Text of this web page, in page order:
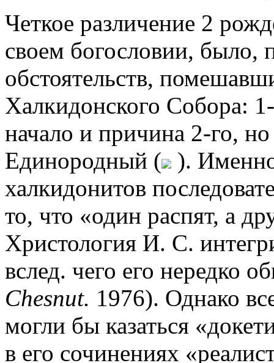
Четкое различение 2
своем богословии, было,
обстоятельств,
Халкидонского Собора:
начало и причина 2-го,
Единородный (
).
халкидонитов
то, что «один распят, а
Христология И. С.
вслед. чего его нередко
Chesnut. 1976). Однако
могли бы казаться
в его сочинениях